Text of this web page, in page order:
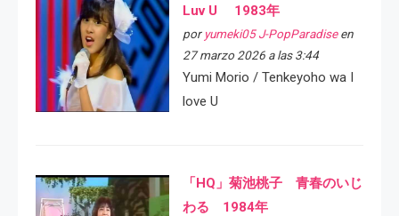
Luv U 1983年
por yumeki05 J-PopParadiseen
27 marzo 2026 a las 3:44
Yumi Morio / Tenkeyoho wa I
love U
「HQ」菊池桃子 青春のいじ
わる 1984年